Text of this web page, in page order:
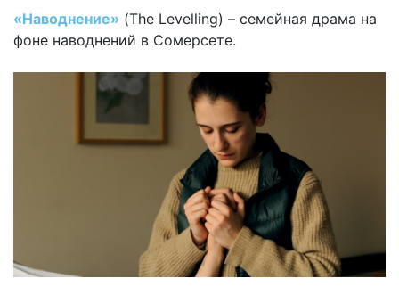
«Наводнение» (The Levelling) – cемейная драма на
фоне наводнений в Сомерсете.